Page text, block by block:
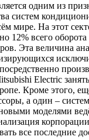
одним из
систем
мире. На этот
12% всего
Эта величина
Electric
Кроме этого,
а один –
моделями
все последние